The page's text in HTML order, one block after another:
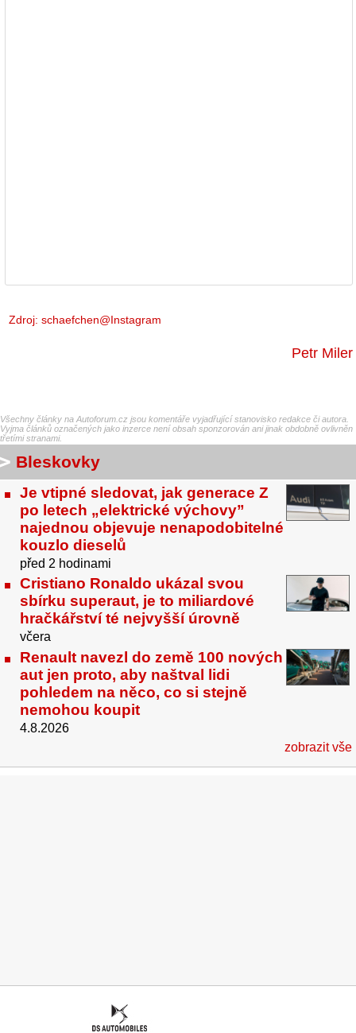
Zdroj: schaefchen@Instagram
Petr Miler
Všechny články na Autoforum.cz jsou komentáře vyjadřující stanovisko redakce či autora.
Vyjma článků označených jako inzerce není obsah sponzorován ani jinak obdobně ovlivněn
třetími stranami.
Bleskovky
Je vtipné sledovat, jak generace Z
po letech „elektrické výchovy”
najednou objevuje nenapodobitelné
kouzlo dieselů
před 2 hodinami
Cristiano Ronaldo ukázal svou
sbírku superaut, je to miliardové
hračkářství té nejvyšší úrovně
včera
Renault navezl do země 100 nových
aut jen proto, aby naštval lidi
pohledem na něco, co si stejně
nemohou koupit
4.8.2026
zobrazit vše